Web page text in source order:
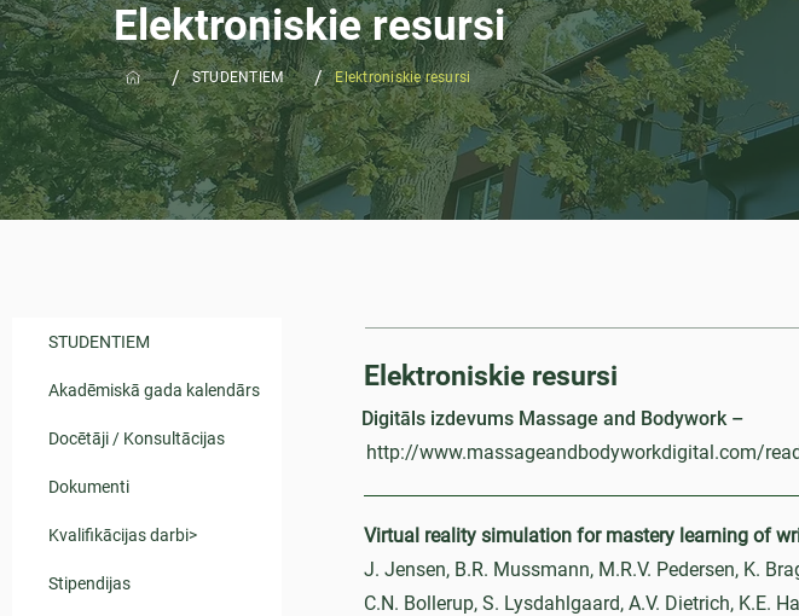
Elektroniskie resursi
/ STUDENTIEM / Elektroniskie resursi
STUDENTIEM
Akadēmiskā gada kalendārs
Docētāji / Konsultācijas
Dokumenti
Kvalifikācijas darbi>
Stipendijas
Elektroniskie resursi
Digitāls izdevums Massage and Bodywork –
http://www.massageandbodyworkdigital.com/
Virtual reality simulation for mastery learning of
J. Jensen, B.R. Mussmann, M.R.V. Pedersen, K.
C.N. Bollerup, S. Lysdahlgaard, A.V. Dietrich, K.E.